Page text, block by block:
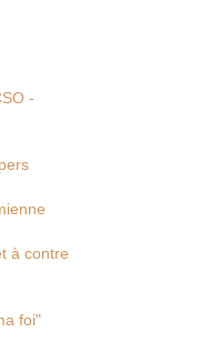
-
à contre
foi"